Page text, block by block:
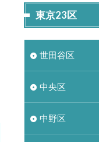
東京23区
世田谷区
中央区
中野区